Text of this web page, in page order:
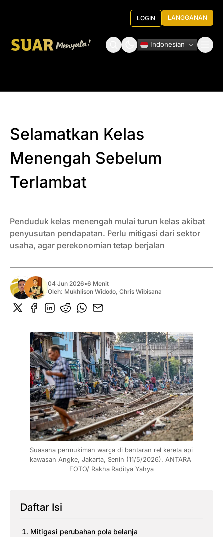
LOGIN LANGGANAN
Indonesian
Selamatkan Kelas
Menengah Sebelum
Terlambat
Penduduk kelas menengah mulai turun kelas akibat
penyusutan pendapatan. Perlu mitigasi dari sektor
usaha, agar perekonomian tetap berjalan
04 Jun 2026•6 Menit
Oleh: Mukhlison Widodo, Chris Wibisana
Suasana permukiman warga di bantaran rel kereta api
kawasan Angke, Jakarta, Senin (11/5/2026). ANTARA
FOTO/ Rakha Raditya Yahya
Daftar Isi
Mitigasi perubahan pola belanja